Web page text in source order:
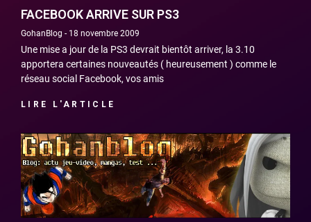
FACEBOOK ARRIVE SUR PS3
GohanBlog 18 novembre 2009
Une mise a jour de la PS3 devrait bientôt arriver, la 3.10
apportera certaines nouveautés ( heureusement ) comme le
réseau social Facebook, vos amis
LIRE L'ARTICLE